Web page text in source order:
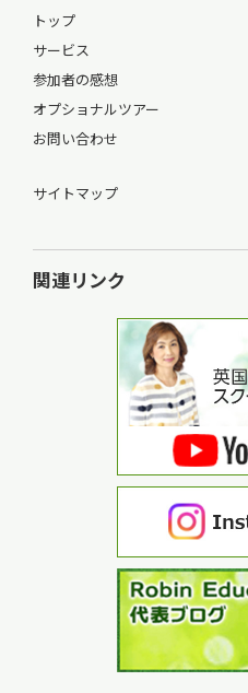
トップ
サービス
参加者の感想
オプショナルツアー
お問い合わせ
サイトマップ
関連リンク